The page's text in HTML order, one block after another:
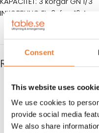
Consent
This website uses
We use cookies to
provide social media
We also share
INKOPPLING EL: 3-fas, 16 A
RELATERADE